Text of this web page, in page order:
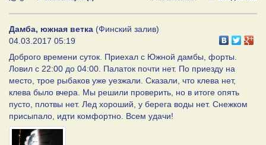
Дамба, южная ветка (Финский залив)
04.03.2017 05:19
Доброго времени суток. Приехал с Южной дамбы, форты.
Ловил с 22:00 до 04:00. Палаток почти нет. По приезду на
место, трое рыбаков уже уезжали. Сказали, что клева нет,
клева было вчера. Мы решили проверить, но в итоге опять
пусто, плотвы нет. Лед хороший, у берега воды нет. Снежком
присыпало, идти комфортно. Всем удачи!